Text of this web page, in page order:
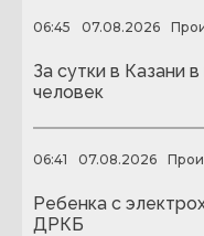
06:45 07.08.2026
За сутки в Казани
человек
06:41 07.08.2026
Ребенка с
ДРКБ